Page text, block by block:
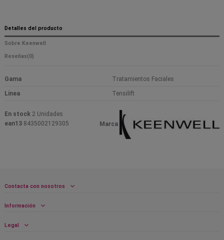
Detalles del producto
Sobre Keenwell
Reseñas(0)
Gama Tratamientos Faciales
Linea Tensilift
Marca
En stock 2 Unidades
ean13 8435002129305
Contacta con nosotros
Información
Legal